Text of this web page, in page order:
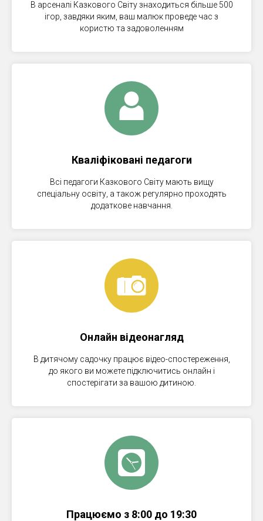
В арсеналі Казкового Світу знаходиться більше 500
ігор, завдяки яким, ваш малюк проведе час з
користю та задоволенням
Кваліфіковані педагоги
Всі педагоги Казкового Світу мають вищу
спеціальну освіту, а також регулярно проходять
додаткове навчання.
Онлайн відеонагляд
В дитячому садочку працює відео-спостереження,
до якого ви можете підключитись онлайн і
спостерігати за вашою дитиною.
Працюємо з 8:00 до 19:30